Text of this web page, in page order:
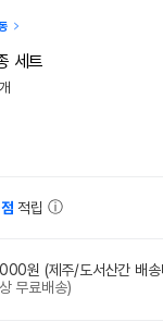
세트
적립
원 (제주/도서산간 배
무료배송)